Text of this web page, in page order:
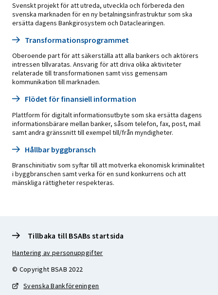
Svenskt projekt för att utreda, utveckla och förbereda den
svenska marknaden för en ny betalningsinfrastruktur som ska
ersätta dagens Bankgirosystem och Dataclearingen.
Transformationsprogrammet
Oberoende part för att säkerställa att alla bankers och aktörers
intressen tillvaratas. Ansvarig för att driva olika aktiviteter
relaterade till transformationen samt viss gemensam
kommunikation till marknaden.
Flödet för finansiell information
Plattform för digitalt informationsutbyte som ska ersätta dagens
informationsbärare mellan banker, såsom telefon, fax, post, mail
samt andra gränssnitt till exempel till/från myndigheter.
Hållbar byggbransch
Branschinitiativ som syftar till att motverka ekonomisk kriminalitet
i byggbranschen samt verka för en sund konkurrens och att
mänskliga rättigheter respekteras.
Tillbaka till BSABs startsida
Hantering av personuppgifter
© Copyright BSAB 2022
Svenska Bankföreningen